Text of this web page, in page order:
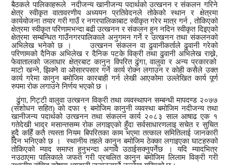
बैठकले पालिकाहरूले नदीजन्य खानीजन्य पदार्थको उत्खनन र संकलन गरिने
क्षेत्र स्वीकृत वातावरणीय अध्ययन प्रतिवेदनले तोकेको स्थान र क्षेत्रमा
कार्ययोजना तयार गरी गाउँ र नगरपालिकाबाट स्वीकृत गरेर मात्रगर्न , तोकिएको
क्षेत्रमा स्वीकृत परिणामभन्दा बढी उत्खनन र संकलन हुन नदिन स्वीकृत दिइएको
क्षेत्रमा सम्बन्धित गाउँनगरपालिकाले अनुगमन गर्ने र उत्खनन तथा संकलनको
अभिलेखभनेको छ
। उत्खनन संकलन वा ढुवानीकर्ताले ढुवानी गरेको
परिणामको दैनिक अभिलेख र दैनिक पटके विक्री तथा ढुवानी अभिलेख राख्ने,
फेवातालको जलाधार क्षेत्रबाट कानुन विपरित ढुंगा,वालुवा र अन्य प्रकारको
माटो खन्ने,झिक्ने वा ओसारपसार गर्ने कार्य रोक्न लगाउन र कोही कसैले उक्त
कार्य गरेमा कानुन बमोजिम कारबाही गर्न लेखी आएकोमा उल्लेखित कार्य पूर्ण
रुपमा रोक लगाउनेनिर्णय भएको छ ।
ढुंगा,गिट्टी वालुवा उत्खनन विक्री तथा व्यवस्थापन सम्बन्धी मापदण्ड २०७७
(संशोधन सहित) कोदफा ९ बमोजिमकानुनी व्यवस्था बमोजिम नदीजन्य तथा
खानीजन्य पदार्थको उत्खनन तथा संकलन कार्य २०८३साल आषाढ एक १
गतेदेखी भाद्र मसान्तसम्म रोक लगाइएको हुँदा सर्वसाधारणलाइ सचेत र सुचित
हुदै कहिँ कतै त्यस्ता नियम बिपरितका काम भएमा तत्काल समितिलाई जानकारी
दिन भनिएको छ
। स्थानीय तहले कानुन बमोजिम ठेक्का लगाइएका घाटहरुको
तोकिएको म्याद समाप्‍त हुनुभन्दा अगावै उठाईसक्नुपर्नेछ । यदि म्यादभित्र
नउठाएमा पालिकाले जफत गरी प्रचलित कानुन बमोजिम लिलाम विक्री गरी